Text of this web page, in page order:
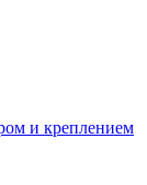
и креплением